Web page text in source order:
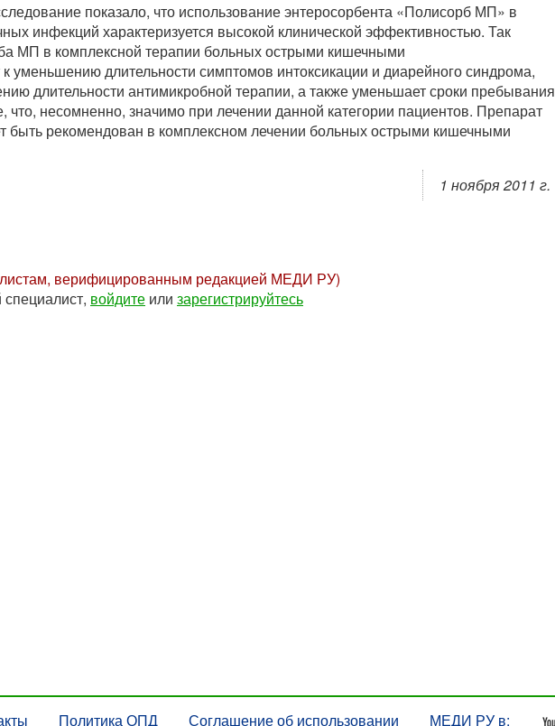
показало, что использование энтеросорбента «Полисорб МП» в
инфекций характеризуется высокой клинической эффективностью. Так
МП в комплексной терапии больных острыми кишечными
уменьшению длительности симптомов интоксикации и диарейного синдрома,
длительности антимикробной терапии, а также уменьшает сроки пребывания
что, несомненно, значимо при лечении данной категории пациентов. Препарат
рекомендован в комплексном лечении больных острыми кишечными
1 ноября 2011 г.
верифицированным редакцией МЕДИ РУ)
войдите или зарегистрируйтесь
Политика ОПД Соглашение об использовании МЕДИ РУ в: